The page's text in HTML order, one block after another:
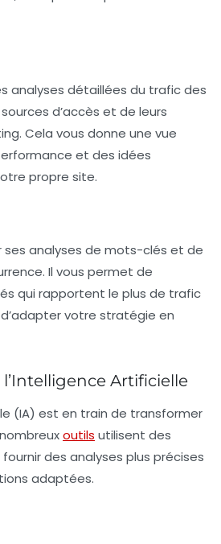
analyses détaillées du trafic des
d’accès et de leurs
Cela vous donne une vue
et des idées
propre site.
ses analyses de mots-clés et de
Il vous permet de
qui rapportent le plus de trafic
votre stratégie en
Artificielle
(IA) est en train de transformer
outils utilisent des
des analyses plus précises
adaptées.